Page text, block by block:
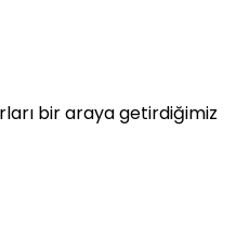
bir araya getirdiğimiz